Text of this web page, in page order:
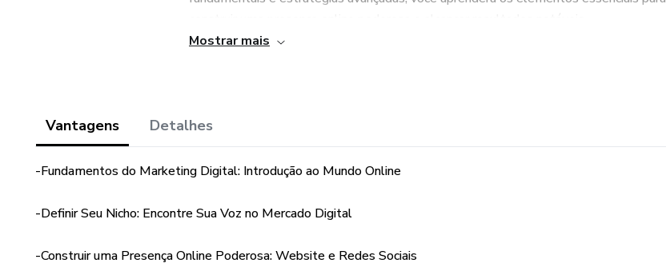
automatizadas para criar uma experiência personalizada para seus clientes.
seu público-alvo. Discutiremos ferramentas de pesquisa de palavras-chave, como o
estrategicamente em seu conteúdo para melhorar sua classificação nos resultados de
Mostrar mais
Vantagens Detalhes
-Fundamentos do Marketing Digital: Introdução ao Mundo Online
-Definir Seu Nicho: Encontre Sua Voz no Mercado Digital
-Construir uma Presença Online Poderosa: Website e Redes Sociais